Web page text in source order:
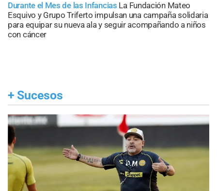
Durante el Mes de las Infancias La Fundación Mateo
Esquivo y Grupo Triferto impulsan una campaña solidaria
para equipar su nueva ala y seguir acompañando a niños
con cáncer
+ Sucesos